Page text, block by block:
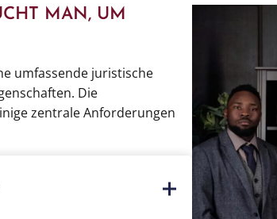
MAN, UM
umfassende juristische
Die
zentrale Anforderungen